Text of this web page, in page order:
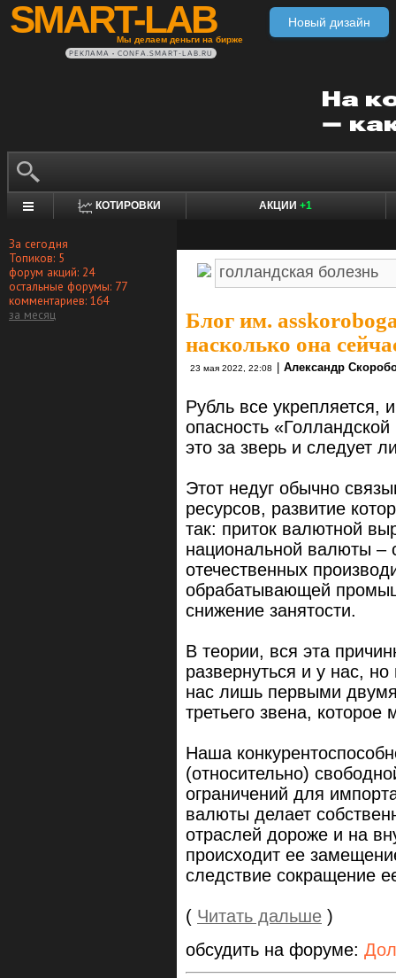
SMART-LAB
Мы делаем деньги на бирже
Новый дизайн
РЕКЛАМА • CONFA.SMART-LAB.RU
КОТИРОВКИ АКЦИИ +1
За сегодня
Топиков: 5
форум акций: 24
остальные форумы: 77
комментариев: 164
за месяц
Блог им.
насколько она
23 мая 2022, 22:08 Александр
Рубль все укрепляется,
опасность
это за зверь и следует
Этот недуг обычно
ресурсов, развитие
так: приток валютной
национальной валюты –
отечественных
обрабатывающей
снижение занятости.
В теории, вся эта
развернуться и у нас,
нас лишь первыми
третьего звена, которое
Наша
(относительно)
ограничений для
валюты делает
отраслей дороже и на
происходит ее
следствие сокращение
( Читать дальше )
обсудить на форуме: